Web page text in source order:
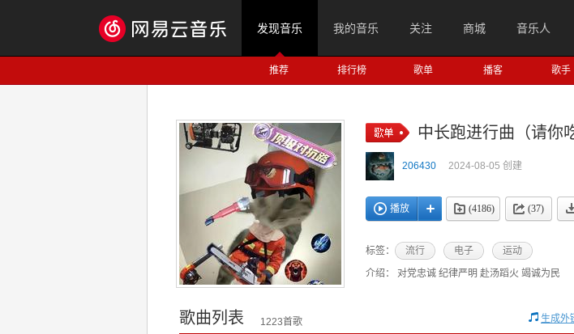
发现音乐 我的音乐 关注 商城 音乐人
推荐 排行榜 歌单 播客 歌手